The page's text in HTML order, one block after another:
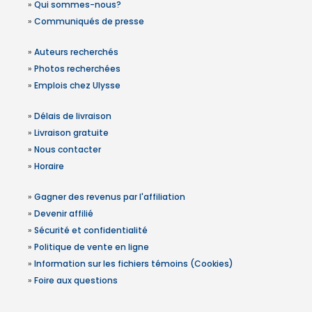
» Qui sommes-nous?
» Communiqués de presse
» Auteurs recherchés
» Photos recherchées
» Emplois chez Ulysse
» Délais de livraison
» Livraison gratuite
» Nous contacter
» Horaire
» Gagner des revenus par l'affiliation
» Devenir affilié
» Sécurité et confidentialité
» Politique de vente en ligne
» Information sur les fichiers témoins (Cookies)
» Foire aux questions